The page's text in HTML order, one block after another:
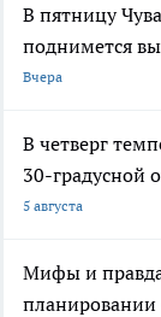
В пятницу
поднимется
Вчера
В четверг
30-градусной
5 августа
Мифы и
планировании